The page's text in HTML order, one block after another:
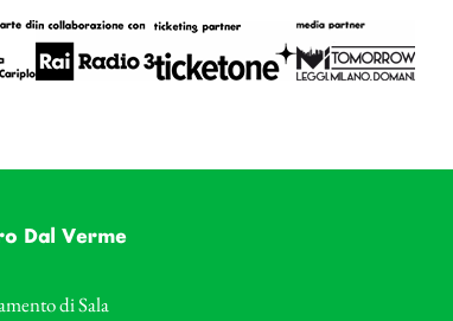
Dal Verme
di Sala